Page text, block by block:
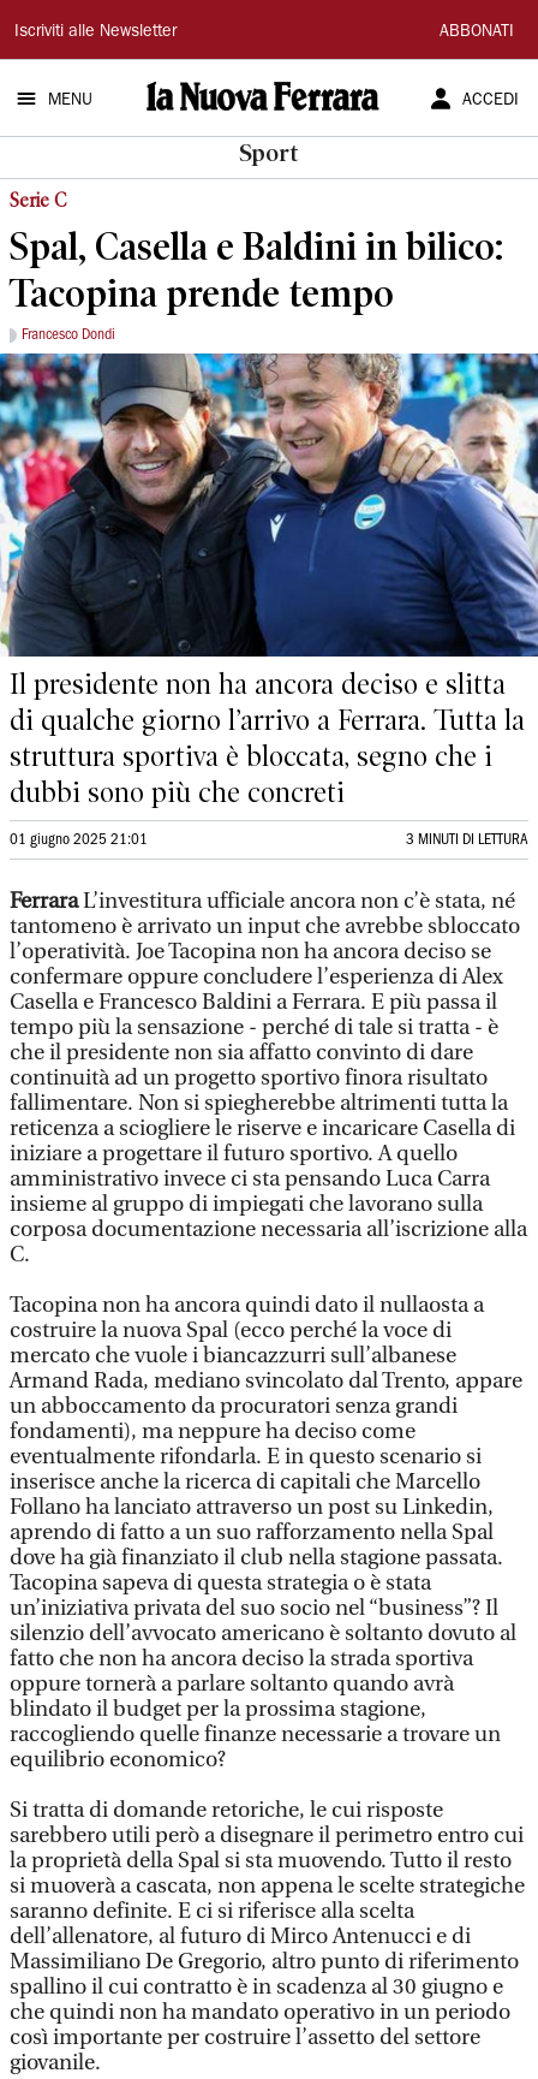
La
Nuova
Ferrara
Iscriviti alle Newsletter ABBONATI
MENU ACCEDI
Sport
Serie C
Spal, Casella e Baldini in bilico:
Tacopina prende tempo
Francesco Dondi
Il presidente non ha ancora deciso e slitta
di qualche giorno l’arrivo a Ferrara. Tutta la
struttura sportiva è bloccata, segno che i
dubbi sono più che concreti
01 giugno 2025 21:01 3 MINUTI DI LETTURA
FerraraL’investitura ufficiale ancora non c’è stata, né
tantomeno è arrivato un input che avrebbe sbloccato
l’operatività. Joe Tacopina non ha ancora deciso se
confermare oppure concludere l’esperienza di Alex
Casella e Francesco Baldini a Ferrara. E più passa il
tempo più la sensazione - perché di tale si tratta - è
che il presidente non sia affatto convinto di dare
continuità ad un progetto sportivo finora risultato
fallimentare. Non si spiegherebbe altrimenti tutta la
reticenza a sciogliere le riserve e incaricare Casella di
iniziare a progettare il futuro sportivo. A quello
amministrativo invece ci sta pensando Luca Carra
insieme al gruppo di impiegati che lavorano sulla
corposa documentazione necessaria all’iscrizione alla
C.
Tacopina non ha ancora quindi dato il nullaosta a
costruire la nuova Spal (ecco perché la voce di
mercato che vuole i biancazzurri sull’albanese
Armand Rada, mediano svincolato dal Trento, appare
un abboccamento da procuratori senza grandi
fondamenti), ma neppure ha deciso come
eventualmente rifondarla. E in questo scenario si
inserisce anche la ricerca di capitali che Marcello
Follano ha lanciato attraverso un post su Linkedin,
aprendo di fatto a un suo rafforzamento nella Spal
dove ha già finanziato il club nella stagione passata.
Tacopina sapeva di questa strategia o è stata
un’iniziativa privata del suo socio nel “business”? Il
silenzio dell’avvocato americano è soltanto dovuto al
fatto che non ha ancora deciso la strada sportiva
oppure tornerà a parlare soltanto quando avrà
blindato il budget per la prossima stagione,
raccogliendo quelle finanze necessarie a trovare un
equilibrio economico?
Si tratta di domande retoriche, le cui risposte
sarebbero utili però a disegnare il perimetro entro cui
la proprietà della Spal si sta muovendo. Tutto il resto
si muoverà a cascata, non appena le scelte strategiche
saranno definite. E ci si riferisce alla scelta
dell’allenatore, al futuro di Mirco Antenucci e di
Massimiliano De Gregorio, altro punto di riferimento
spallino il cui contratto è in scadenza al 30 giugno e
che quindi non ha mandato operativo in un periodo
così importante per costruire l’assetto del settore
giovanile.